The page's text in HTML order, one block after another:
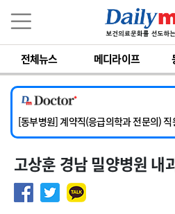
전체뉴스 메디라이프
[서울아산병원] 2026년 하반기 인턴 모집
[영남대학교의료원] 마취통증의학과 임
[충남대학교병원] 소아청소년과(소아응급
[동부병원] 계약직(응급의학과 전문의) 직
[이대목동병원] 하반기 전공의(레지던트1
[서울아산병원] 2026년 하반기 인턴 모집
[영남대학교의료원] 마취통증의학과 임기
고상훈 경남 밀양병원 내